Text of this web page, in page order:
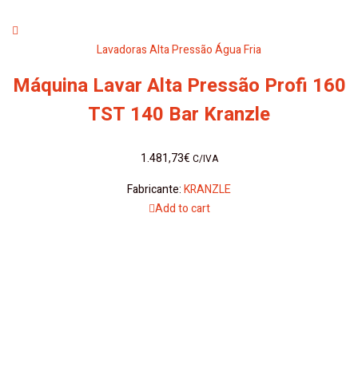
Lavadoras Alta Pressão Água Fria
Máquina Lavar Alta Pressão Profi 160
TST 140 Bar Kranzle
1.481,73€ C/IVA
Fabricante:KRANZLE
Add to cart